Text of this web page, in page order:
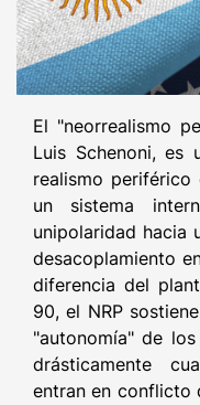
El "neorrealismo
Luis Schenoni, es
realismo periférico
un sistema
unipolaridad hacia
desacoplamiento
diferencia del
90, el NRP
"autonomía" de
drásticamente
entran en conflicto